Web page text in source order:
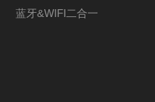
蓝牙&WIFI二合一